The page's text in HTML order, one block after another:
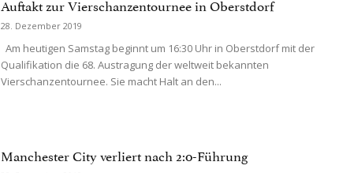
Auftakt zur Vierschanzentournee in Oberstdorf
28. Dezember 2019
Am heutigen Samstag beginnt um 16:30 Uhr in Oberstdorf mit der
Qualifikation die 68. Austragung der weltweit bekannten
Vierschanzentournee. Sie macht Halt an den...
Manchester City verliert nach 2:0-Führung